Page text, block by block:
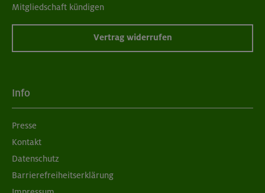
Mitgliedschaft kündigen
Vertrag widerrufen
Info
Presse
Kontakt
Datenschutz
Barrierefreiheitserklärung